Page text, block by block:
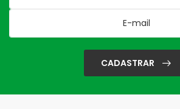
CADASTRAR